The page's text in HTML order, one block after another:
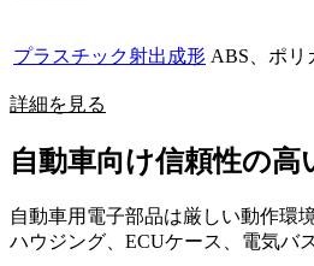
プラスチック射出成形 ABS、ポリ
詳細を見る
自動車向け信頼性の高
自動車用電子部品は厳しい動作環
ハウジング、ECUケース、電気バ